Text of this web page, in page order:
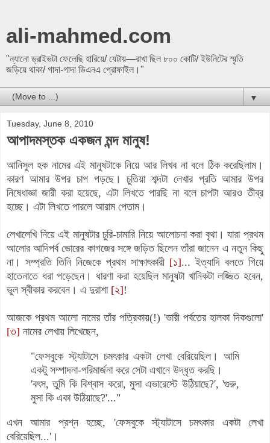
ali-mahmed.com
"ন্যানো ড্রাইভটা ফেলেছি হারিয়ে/ যেটায়—রাখা ছিল ৮০০ কোটি/ ইউনিটের স্মৃতি
জড়িয়ে থাকা/ গাদা-গাদা ডিএনএ প্রোফাইল।"
▼
Tuesday, June 8, 2010
আপাদমস্তক একজন মন্দ মানুষ!
আনিসুল হক নামের এই মানুষটাকে নিয়ে আর লিখব না বলে ঠিক করেছিলাম।
কারণ আমার উপর চাপ পড়ছে। চুতিয়া শব্দটা লেখার প্রতি আমার উপর
নিষেধাজ্ঞা জারী করা হয়েছে, এটা লিখতে পারছি না বলে চাপটা আরও তীব্র
হচ্ছে। এটা লিখতে পারলে আরাম পেতাম।
লেখালেখি নিয়ে এই মানুষটার চুরি-চামারি নিয়ে আলোচনা করা বৃথা। যারা প্রথম
আলোর আদিপর্ব ভোরের কাগজের সঙ্গে জড়িত ছিলেন তাঁরা জানেন এ নতুন কিছু
না। সম্প্রতি তিনি নিজেকে প্রথম সাক্ষাৎকারী [১]... ইত্যাদি বলতে গিয়ে
হাতেনাতে ধরা পড়েছেন। ধারণা করা হয়েছিল মানুষটা খানিকটা লজ্জিত হবেন,
ভুল স্বীকার করবেন। এ দুরাশা [২]!
আজকে প্রথম আলো নামের তাঁর পত্রিকায়(!) 'ভারী পর্বতের হালকা দিকগুলো'
[৩] নামের লেখায় লিখেছেন,
"ফেসবুকে স্ট্যাটাসে চমৎকার একটা লেখা বেরিয়েছিল। আমি
একটু সম্পাদনা-পরিমার্জনা করে সেটা এখানে উদ্ধৃত করছি।
'বৎস, তুমি কি বিশ্বাস করো, মুসা এভারেস্টে উঠিয়াছে?', 'গুরু,
মুসা কি একা উঠিয়াছে?'..."
এখন আমার প্রশ্ন হচ্ছে, 'ফেসবুকে স্ট্যাটাসে চমৎকার একটা লেখা
বেরিয়েছিল...'।